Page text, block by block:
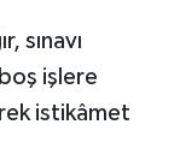
sınavı
işlere
istikâmet